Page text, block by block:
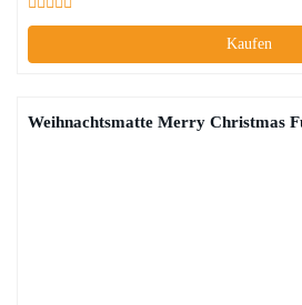
Kaufen
Weihnachtsmatte Merry Christmas